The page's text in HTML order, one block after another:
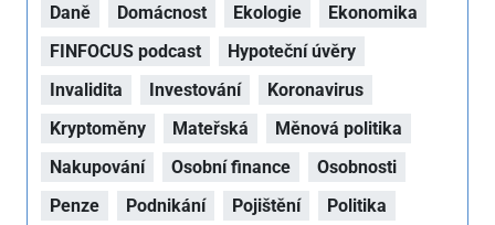
Daně
Domácnost Ekologie
Ekonomika
FINFOCUS podcast
Hypoteční úvěry
Invalidita
Investování
Koronavirus
Kryptoměny
Mateřská
Měnová politika
Nakupování
Osobní finance
Osobnosti
Penze
Podnikání Pojištění
Politika